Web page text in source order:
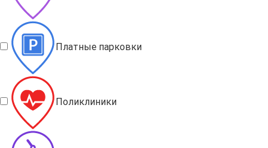
Платные парковки
Поликлиники